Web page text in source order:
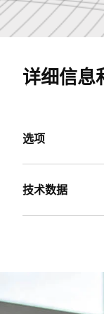
详细信息
选项
技术数据